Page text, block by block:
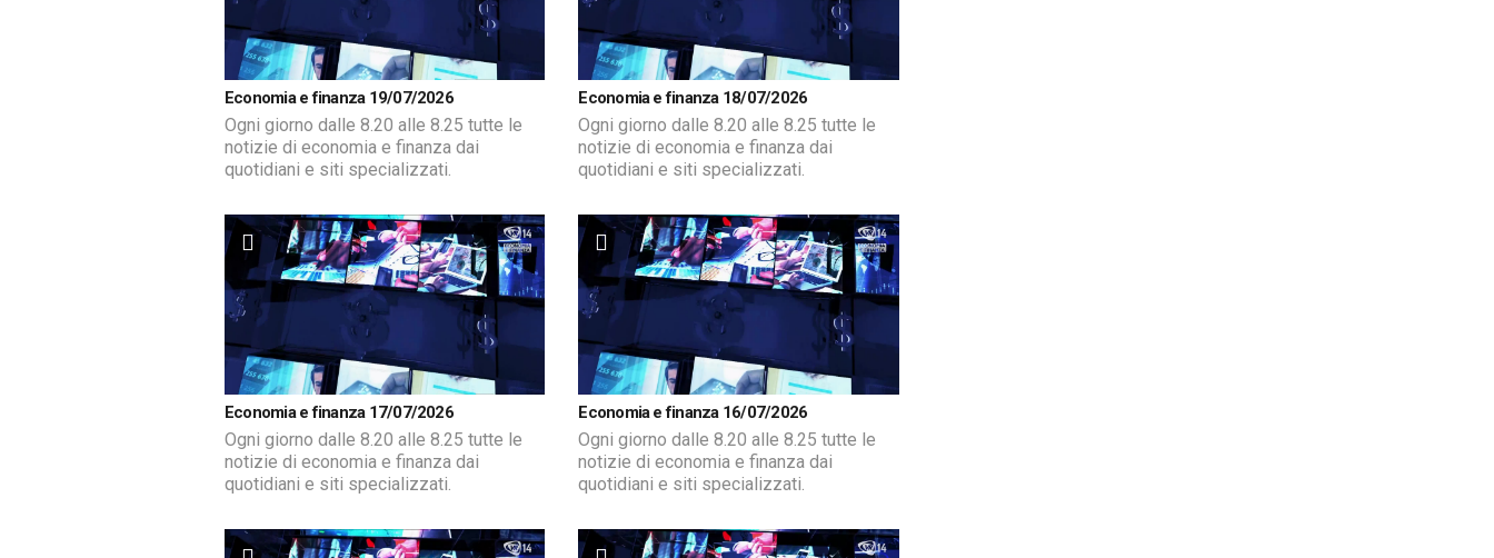
Economia e finanza 19/07/2026
Ogni giorno dalle 8.20 alle 8.25 tutte le
notizie di economia e finanza dai
quotidiani e siti specializzati.
Economia e finanza 18/07/2026
Ogni giorno dalle 8.20 alle 8.25 tutte le
notizie di economia e finanza dai
quotidiani e siti specializzati.
Economia e finanza 17/07/2026
Ogni giorno dalle 8.20 alle 8.25 tutte le
notizie di economia e finanza dai
quotidiani e siti specializzati.
Economia e finanza 16/07/2026
Ogni giorno dalle 8.20 alle 8.25 tutte le
notizie di economia e finanza dai
quotidiani e siti specializzati.